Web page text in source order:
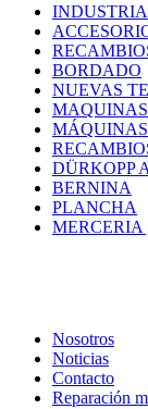
INDUSTRIA
BORDADO
NUEVAS
DÜRKOPP
BERNINA
PLANCHA
MERCERIA
Nosotros
Noticias
Contacto
Reparación